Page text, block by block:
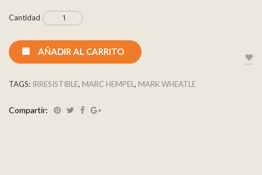
Cantidad
AÑADIR AL CARRITO
TAGS: IRRESISTIBLE, MARC HEMPEL , MARK WHEATLE
Compartir: